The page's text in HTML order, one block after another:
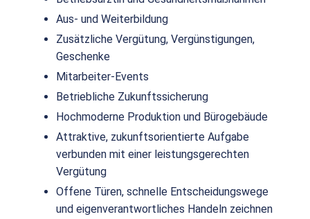
Aus- und Weiterbildung
Zusätzliche Vergütung, Vergünstigungen,
Geschenke
Mitarbeiter-Events
Betriebliche Zukunftssicherung
Hochmoderne Produktion und Bürogebäude
Attraktive, zukunftsorientierte Aufgabe
verbunden mit einer leistungsgerechten
Vergütung
Offene Türen, schnelle Entscheidungswege
und eigenverantwortliches Handeln zeichnen